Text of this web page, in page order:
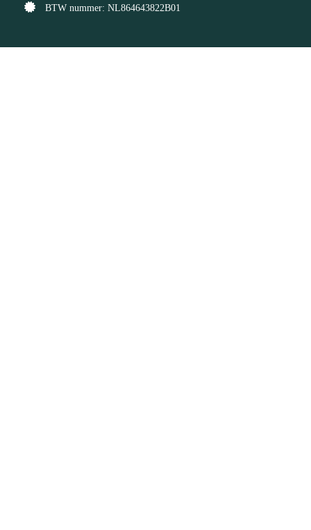
BTW nummer: NL864643822B01